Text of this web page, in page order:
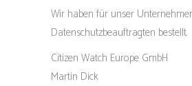
Wir haben für unser
Datenschutzbeauftragten bestellt.
Citizen Watch Europe GmbH
Martin Dick